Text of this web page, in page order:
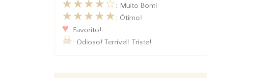
★★★★☆: Muito Bom!
★★★★★: Ótimo!
♥: Favorito!
☠: Odioso! Terrível! Triste!